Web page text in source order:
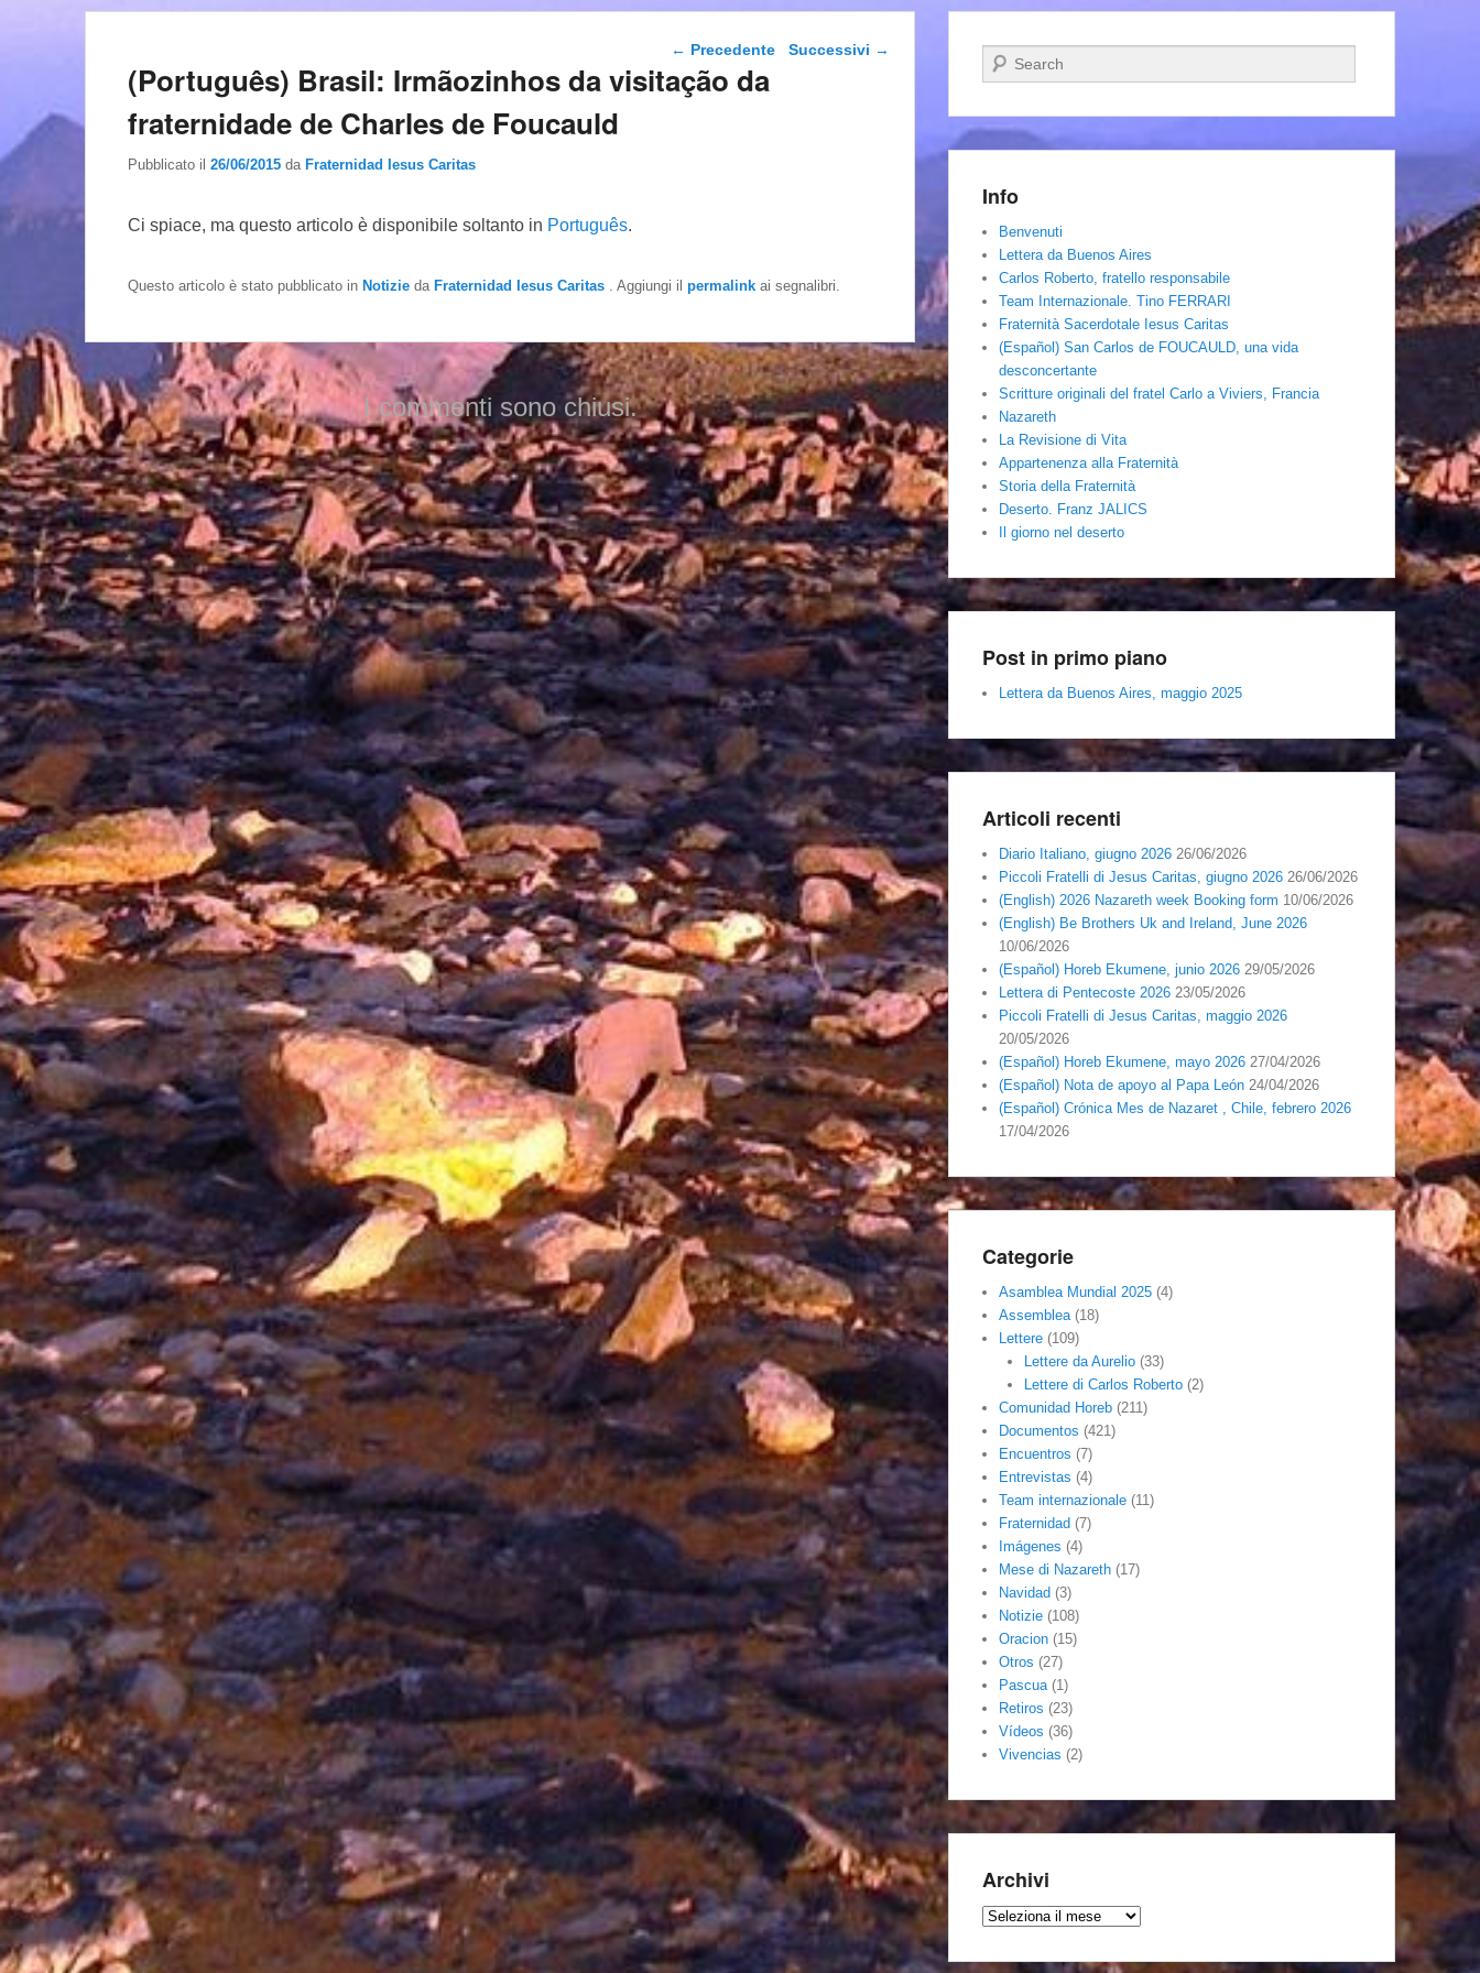
Navigazione articolo
← Precedente Successivi →
(Português) Brasil: Irmãozinhos da visitação da
fraternidade de Charles de Foucauld
Pubblicato il 26/06/2015 da Fraternidad Iesus Caritas
Ci spiace, ma questo articolo è disponibile soltanto in Português.
Questo articolo è stato pubblicato in Notizie da Fraternidad Iesus Caritas . Aggiungi il permalink ai segnalibri.
I commenti sono chiusi.
Cerca
Info
Benvenuti
Lettera da Buenos Aires
Carlos Roberto, fratello responsabile
Team Internazionale. Tino FERRARI
Fraternità Sacerdotale Iesus Caritas
(Español) San Carlos de FOUCAULD, una vida
desconcertante
Scritture originali del fratel Carlo a Viviers, Francia
Nazareth
La Revisione di Vita
Appartenenza alla Fraternità
Storia della Fraternità
Deserto. Franz JALICS
Il giorno nel deserto
Post in primo piano
Lettera da Buenos Aires, maggio 2025
Articoli recenti
Diario Italiano, giugno 2026 26/06/2026
Piccoli Fratelli di Jesus Caritas, giugno 2026 26/06/2026
(English) 2026 Nazareth week Booking form 10/06/2026
(English) Be Brothers Uk and Ireland, June 2026
10/06/2026
(Español) Horeb Ekumene, junio 2026 29/05/2026
Lettera di Pentecoste 2026 23/05/2026
Piccoli Fratelli di Jesus Caritas, maggio 2026
20/05/2026
(Español) Horeb Ekumene, mayo 2026 27/04/2026
(Español) Nota de apoyo al Papa León 24/04/2026
(Español) Crónica Mes de Nazaret , Chile, febrero 2026
17/04/2026
Categorie
Asamblea Mundial 2025 (4)
Assemblea(18)
Lettere (109)
Lettere da Aurelio(33)
Lettere di Carlos Roberto(2)
Comunidad Horeb (211)
Documentos (421)
Encuentros (7)
Entrevistas (4)
Team internazionale (11)
Fraternidad (7)
Imágenes (4)
Mese di Nazareth (17)
Navidad (3)
Notizie (108)
Oracion (15)
Otros (27)
Pascua(1)
Retiros (23)
Vídeos (36)
Vivencias (2)
Archivi
Archivi